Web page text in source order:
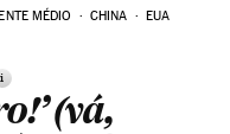
MÉDIO CHINA EUA
i
(vá,